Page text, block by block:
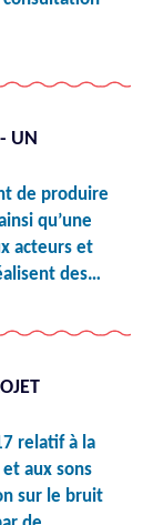
UN
de produire
qu’une
acteurs et
des…
relatif à la
aux sons
sur le bruit